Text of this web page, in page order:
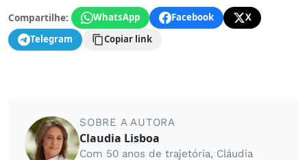
Compartilhe: WhatsApp Facebook
X
Telegram
Copiar link
SOBRE A AUTORA
Claudia Lisboa
Com 50 anos de trajetória, Cláudia